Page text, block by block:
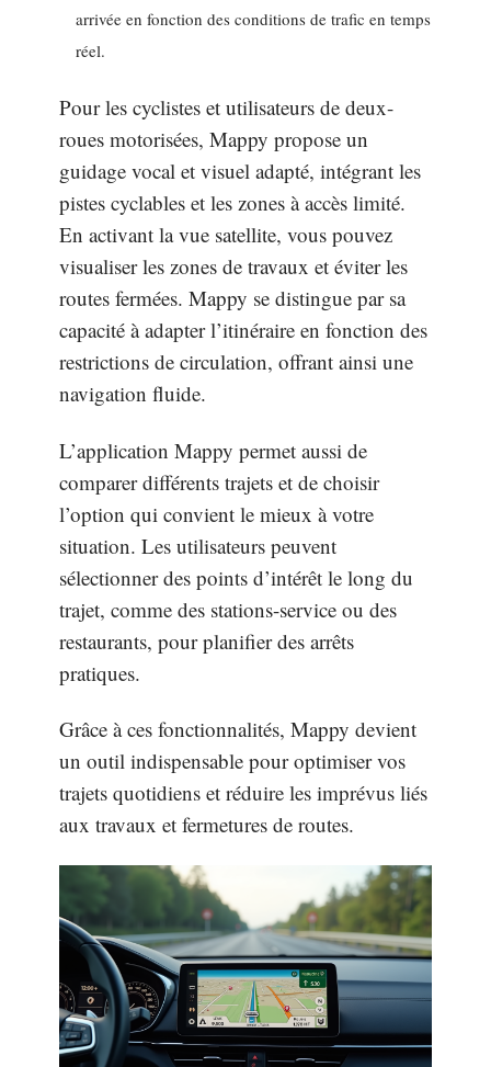
arrivée en fonction des conditions de trafic en temps
réel.
Pour les cyclistes et utilisateurs de deux-
roues motorisées, Mappy propose un
guidage vocal et visuel adapté, intégrant les
pistes cyclables et les zones à accès limité.
En activant la vue satellite, vous pouvez
visualiser les zones de travaux et éviter les
routes fermées. Mappy se distingue par sa
capacité à adapter l’itinéraire en fonction des
restrictions de circulation, offrant ainsi une
navigation fluide.
L’application Mappy permet aussi de
comparer différents trajets et de choisir
l’option qui convient le mieux à votre
situation. Les utilisateurs peuvent
sélectionner des points d’intérêt le long du
trajet, comme des stations-service ou des
restaurants, pour planifier des arrêts
pratiques.
Grâce à ces fonctionnalités, Mappy devient
un outil indispensable pour optimiser vos
trajets quotidiens et réduire les imprévus liés
aux travaux et fermetures de routes.